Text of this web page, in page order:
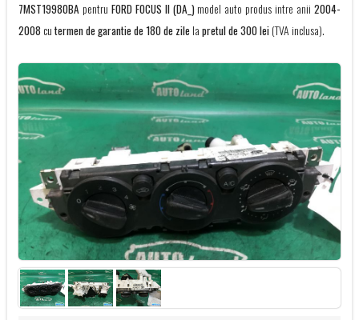
7MST19980BApentru FORD FOCUS II (DA_)model auto produs intre anii2004-
2008 cutermen de garantie de 180 de zile la pretul de 300 lei(TVA inclusa).